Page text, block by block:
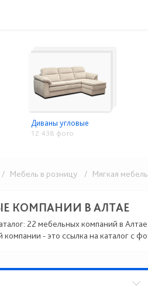
Диваны угловые
12 438 фото
/ Мебель в розницу / Мягкая мебель
КОМПАНИИ В АЛТАЕ
22 мебельных компаний в
- это ссылка на каталог с